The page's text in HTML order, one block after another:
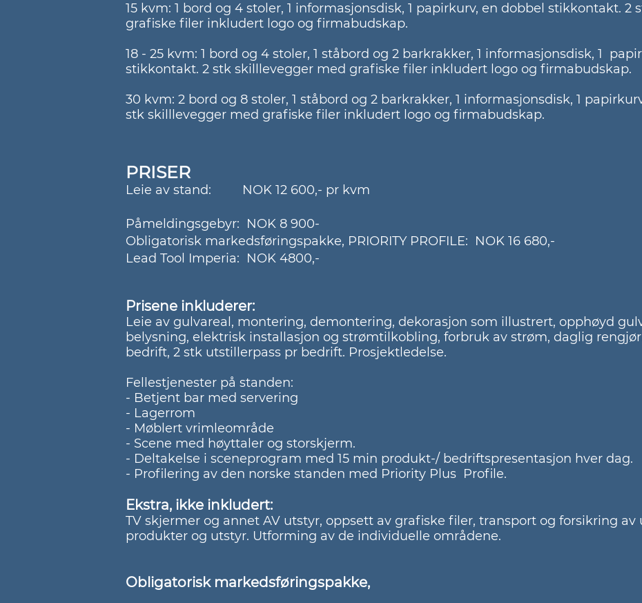
15 kvm: 1 bord og 4 stoler, 1 informasjonsdisk, 1 papirkurv, en dobbel stikkontakt. 2
grafiske filer inkludert logo og firmabudskap. ​
18 - 25 kvm: 1 bord og 4 stoler, 1 ståbord og 2 barkrakker, 1 informasjonsdisk, 1
stikkontakt. 2 stk skilllevegger med grafiske filer inkludert logo og firmabudskap.
30 kvm: 2 bord og 8 stoler, 1 ståbord og 2 barkrakker, 1 informasjonsdisk, 1
stk skilllevegger med grafiske filer inkludert logo og firmabudskap.
PRISER
Leie av stand: NOK 12 600,- pr kvm
Påmeldingsgebyr: NOK 8 900-​
Obligatorisk markedsføringspakke, PRIORITY PROFILE: NOK 16 680,-​
Lead Tool Imperia: NOK 4800,-
Prisene inkluderer:
Leie av gulvareal, montering, demontering, dekorasjon som illustrert, opphøyd
belysning, elektrisk installasjon og strømtilkobling, forbruk av strøm, daglig
bedrift, 2 stk utstillerpass pr bedrift. Prosjektledelse.
Fellestjenester på standen:
- Betjent bar med servering
- Lagerrom
- Møblert vrimleområde
- Scene med høyttaler og storskjerm.
- Deltakelse i sceneprogram med 15 min produkt-/ bedriftspresentasjon hver dag.
- Profilering av den norske standen med Priority Plus Profile.
Ekstra, ikke inkludert:
TV skjermer og annet AV utstyr, oppsett av grafiske filer, transport og forsikring av
produkter og utstyr. Utforming av de individuelle områdene.
Obligatorisk markedsføringspakke,